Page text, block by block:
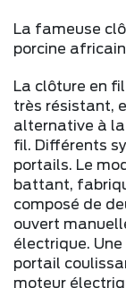
La fameuse
porcine
La clôture en
très résistant,
alternative à
fil. Différents
portails. Le
battant,
composé de
ouvert
électrique.
portail
moteur